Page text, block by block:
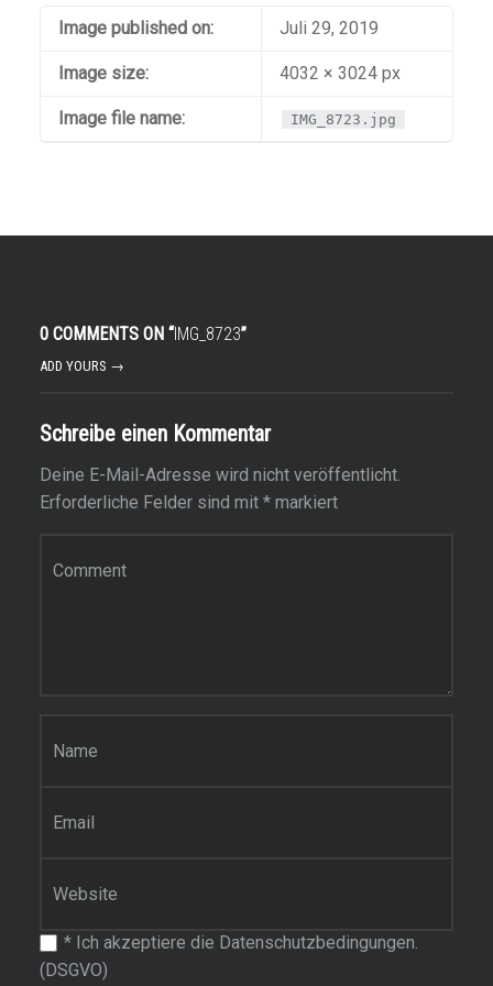
Image published on: Juli 29, 2019
Image size: 4032 × 3024 px
Image file name: IMG_8723.jpg
0 COMMENTS ON “IMG_8723”
ADD YOURS →
Schreibe einen Kommentar
Deine E-Mail-Adresse wird nicht veröffentlicht.
Erforderliche Felder sind mit *markiert
*Ich akzeptiere die Datenschutzbedingungen.
(DSGVO)